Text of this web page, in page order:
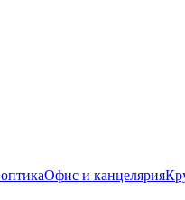
Офис и канцелярия